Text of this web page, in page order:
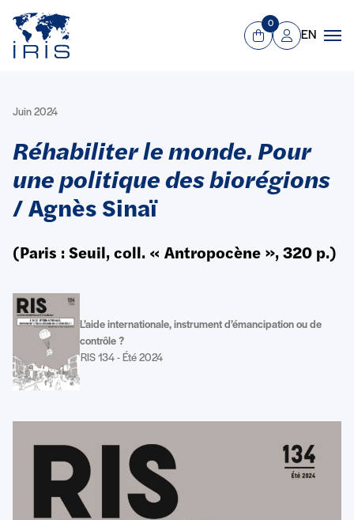
Aller au contenu principal
Panier
0
Mon compte
EN
Juin 2024
Réhabiliter le monde. Pour
une politique des biorégions
/ Agnès Sinaï
(Paris : Seuil, coll. « Antropocène », 320 p.)
L’aide internationale, instrument d’émancipation ou de
contrôle ?
RIS 134 - Été 2024